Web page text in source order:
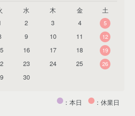
水 木 金
土
2 3 4
5
9 10 11
12
16 17 18
19
23 24 25
26
30
：本日 ：休業日